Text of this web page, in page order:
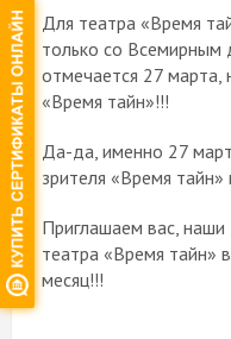
Для театра «Время
только со Всемирным
отмечается 27
«Время тайн»!!!
Да-да, именно 27
зрителя «Время тайн»
Приглашаем вас, наши
театра «Время тайн»
месяц!!!